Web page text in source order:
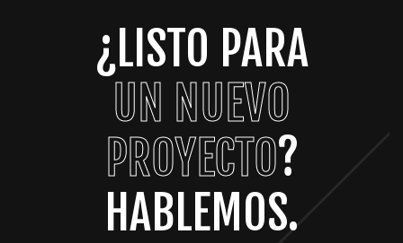
¿LISTO PARA
UN NUEVO
PROYECTO?
HABLEMOS.